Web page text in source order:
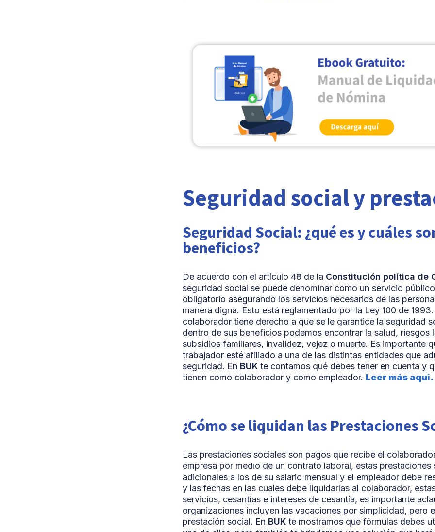
Seguridad social y
Seguridad Social: ¿qué es y cuáles
beneficios?
De acuerdo con el artículo 48 de la Constitución política de
seguridad social se puede denominar como un servicio
obligatorio asegurando los servicios necesarios de las
manera digna. Esto está reglamentado por la Ley 100 de
colaborador tiene derecho a que se le garantice la seguridad
dentro de sus beneficios podemos encontrar la salud, riesgos
subsidios familiares, invalidez, vejez o muerte. Es importante
trabajador esté afiliado a una de las distintas entidades que
seguridad. En BUKte contamos qué debes tener en cuenta y
tienen como colaborador y como empleador. Leer más aquí.
¿Cómo se liquidan las Prestaciones
Las prestaciones sociales son pagos que recibe el
empresa por medio de un contrato laboral, estas prestaciones
adicionales a los de su salario mensual y el empleador debe
y las fechas en las cuales debe liquidarlas al colaborador,
servicios, cesantías e intereses de cesantía, es importante
organizaciones incluyen las vacaciones por simplicidad, pero
prestación social. En BUKte mostramos que fórmulas debes